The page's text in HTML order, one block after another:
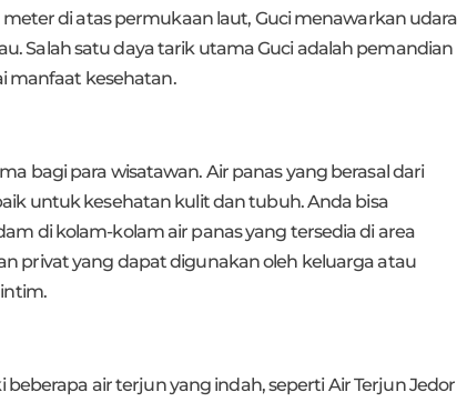
di atas permukaan laut, Guci menawarkan udara
Salah satu daya tarik utama Guci adalah pemandian
manfaat kesehatan.
bagi para wisatawan. Air panas yang berasal dari
untuk kesehatan kulit dan tubuh. Anda bisa
di kolam-kolam air panas yang tersedia di area
privat yang dapat digunakan oleh keluarga atau
air terjun yang indah, seperti Air Terjun Jedor